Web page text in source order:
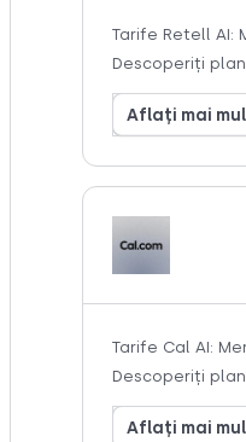
Tarife Retell AI:
Descoperiți
Aflați mai
Tarife Cal AI:
Descoperiți
Aflați mai